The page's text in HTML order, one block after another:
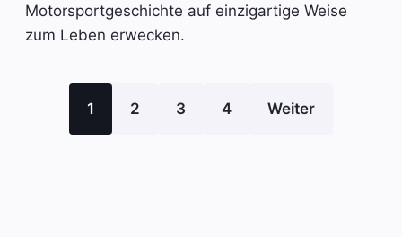
Motorsportgeschichte auf einzigartige Weise
zum Leben erwecken.
1 2 3 4 Weiter